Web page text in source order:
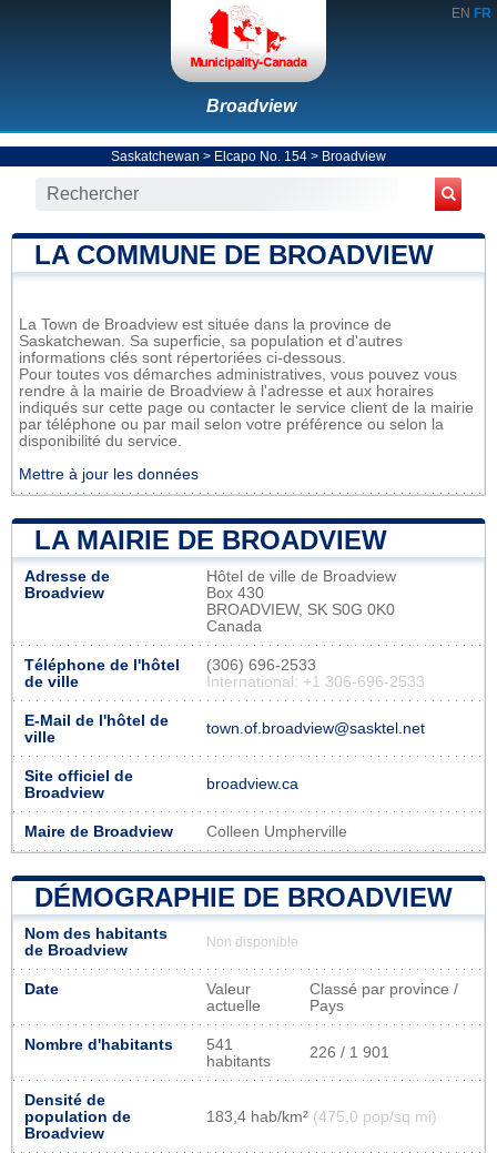
EN FR
Broadview
Saskatchewan > Elcapo No. 154 > Broadview
LA COMMUNE DE BROADVIEW
La Town de Broadview est située dans la province de
Saskatchewan. Sa superficie, sa population et d'autres
informations clés sont répertoriées ci-dessous.
Pour toutes vos démarches administratives, vous pouvez vous
rendre à la mairie de Broadview à l'adresse et aux horaires
indiqués sur cette page ou contacter le service client de la mairie
par téléphone ou par mail selon votre préférence ou selon la
disponibilité du service.
Mettre à jour les données
LA MAIRIE DE BROADVIEW
Adresse de
Broadview
Hôtel de ville de Broadview
Box 430
BROADVIEW, SK S0G 0K0
Canada
Téléphone de l'hôtel
de ville
(306) 696-2533
International: +1 306-696-2533
E-Mail de l'hôtel de
ville
town.of.broadview@sasktel.net
Site officiel de
Broadview
broadview.ca
Maire de Broadview Colleen Umpherville
DÉMOGRAPHIE DE BROADVIEW
Nom des habitants
de Broadview
Non disponible
Date
Valeur
actuelle
Classé par province /
Pays
Nombre d'habitants
541
habitants
226 / 1 901
Densité de
population de
Broadview
183,4 hab/km² (475,0 pop/sq mi)